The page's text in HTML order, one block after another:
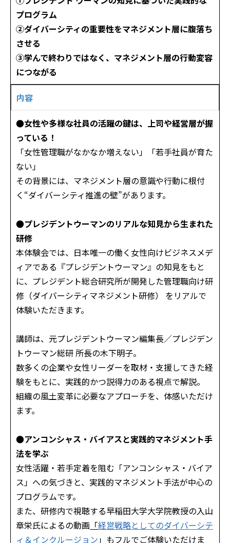
プログラム
②ダイバーシティの重要性をマネジメント層に腹落ち
させる
③学んで終わりではなく、マネジメント層の行動変容
につながる
内容
●女性や多様な社員の活躍の鍵は、上司や経営層が握
っている！
「女性管理職がなかなか増えない」「若手社員が育た
ない」――
その背景には、マネジメント層の意識や行動に根付
く“ダイバーシティ推進の壁”があります。
●プレジデントウーマンのリアルな知見から生まれた
研修
本体験会では、日本唯一の働く女性向けビジネスメデ
ィアである『プレジデントウーマン』の知見をもと
に、プレジデント総合研究所が開発した管理職向け研
修（ダイバーシティマネジメント研修） をリアルで
体験いただきます。
講師は、元プレジデントウーマン編集長／プレジデン
トウーマン総研 所長の木下明子。
数多くの企業や女性リーダーを取材・支援してきた経
験をもとに、実践的かつ説得力のある視点で解説。
組織の風土変革に必要なアプローチを、体感いただけ
ます。
●アンコンシャス・バイアスと実践的マネジメント手
法を学ぶ
女性活躍・若手定着を阻む「アンコンシャス・バイア
ス」への気づきと、実践的マネジメント手法が中心の
プログラムです。
また、研修内で視聴する早稲田大学大学院教授の入山
章栄氏によるの動画 「経営戦略としてのダイバーシテ
ィ＆インクルージョン 」 もフルでご体験いただけま